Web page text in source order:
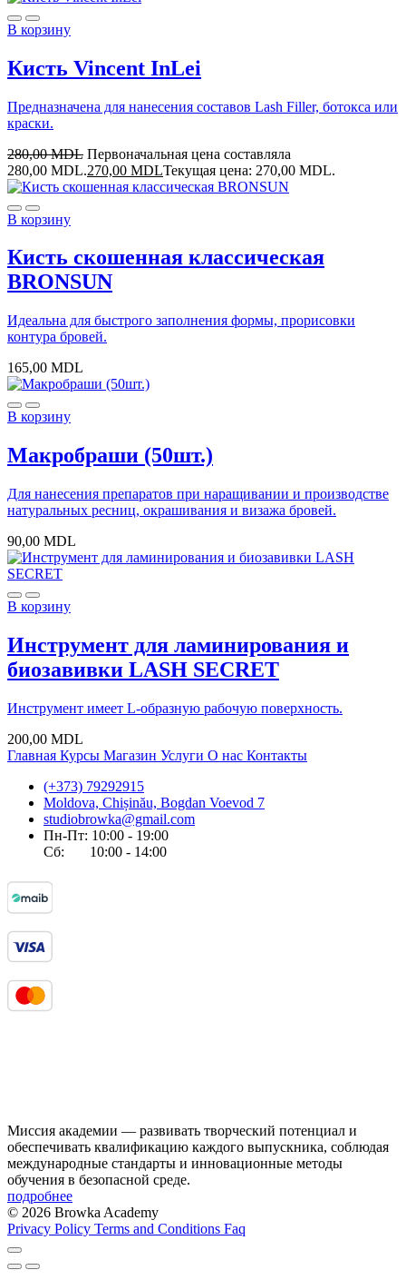
В корзину
Кисть Vincent InLei
Предназначена для нанесения составов Lash Filler, ботокса или
краски.
280,00MDL Первоначальная цена составляла
280,00 MDL.270,00 MDLТекущая цена: 270,00 MDL.
В корзину
Кисть скошенная классическая
BRONSUN
Идеальна для быстрого заполнения формы, прорисовки
контура бровей.
165,00 MDL
В корзину
Макробраши (50шт.)
Для нанесения препаратов при наращивании и производстве
натуральных ресниц, окрашивания и визажа бровей.
90,00 MDL
В корзину
Инструмент для ламинирования и
биозавивки LASH SECRET
Инструмент имеет L-образную рабочую поверхность.
200,00 MDL
Главная Курсы Магазин Услуги О нас Контакты
(+373) 79292915
Moldova, Chișinău, Bogdan Voevod 7
studiobrowka@gmail.com
Пн-Пт: 10:00 - 19:00
Сб: 10:00 - 14:00
Миссия академии — развивать творческий потенциал и
обеспечивать квалификацию каждого выпускника, соблюдая
международные стандарты и инновационные методы
обучения в безопасной среде.
подробнее
© 2026 Browka Academy
Privacy Policy Terms and Conditions Faq